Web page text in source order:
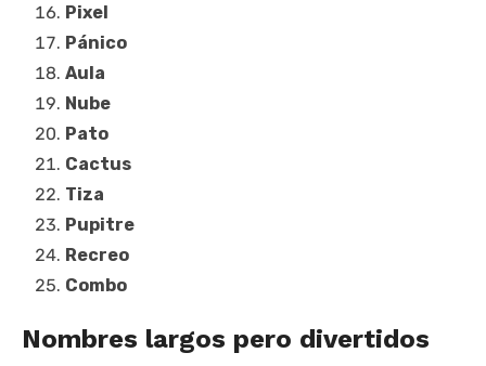
Pixel
Pánico
Aula
Nube
Pato
Cactus
Tiza
Pupitre
Recreo
Combo
Nombres largos pero divertidos